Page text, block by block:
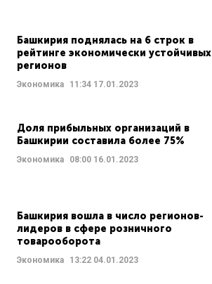
Башкирия поднялась на 6 строк в
рейтинге экономически устойчивых
регионов
Экономика 11:34 17.01.2023
Доля прибыльных организаций в
Башкирии составила более 75%
Экономика 08:00 16.01.2023
Башкирия вошла в число регионов-
лидеров в сфере розничного
товарооборота
Экономика 13:22 04.01.2023